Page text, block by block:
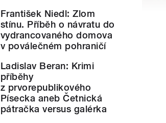
František Niedl: Zlom
stínu. Příběh o návratu do
vydrancovaného domova
v poválečném pohraničí
Ladislav Beran: Krimi
příběhy
z prvorepublikového
Písecka aneb Četnická
pátračka versus galérka